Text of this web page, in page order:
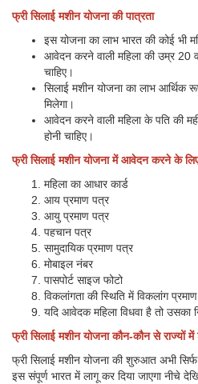
फ्री सिलाई मशीन योजना की पात्रता
इस योजना का लाभ भारत की कोई भी
आवेदन करने वाली महिला की उम्र 20
चाहिए।
सिलाई मशीन योजना का लाभ आर्थिक
मिलेगा।
आवेदन करने वाली महिला के पति की
होनी चाहिए।
फ्री सिलाई मशीन योजना में आवेदन करने के
महिला का आधार कार्ड
आय प्रमाण पत्र
आयु प्रमाण पत्र
पहचान पत्र
सामुदायिक प्रमाण पत्र
मोबाइल नंबर
पासपोर्ट साइज फोटो
विकलांगता की स्थिति में विकलांग
यदि आवेदक महिला विधवा है तो उसका
फ्री सिलाई मशीन योजना कौन-कौन से राज्यों
फ्री सिलाई मशीन योजना की शुरुआत अभी
इस संपूर्ण भारत में लागू कर दिया जाएगा नीचे